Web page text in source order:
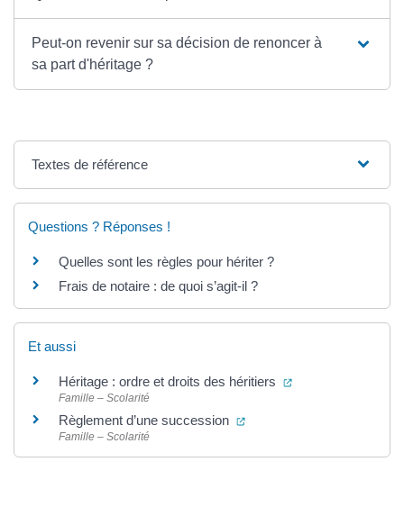
Peut-on revenir sur sa décision de renoncer à
sa part d'héritage ?
Textes de référence
Questions ? Réponses !
Quelles sont les règles pour hériter ?
Frais de notaire : de quoi s’agit-il ?
Et aussi
Héritage : ordre et droits des héritiers (ouverture dans
Famille – Scolarité
Règlement d’une succession (ouverture dans un nouvel
Famille – Scolarité